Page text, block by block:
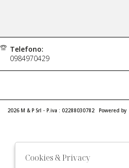
Telefono:
0984970429
2026 M & P Srl - P.iva : 02288030782 Powered by
Cookies & Privacy